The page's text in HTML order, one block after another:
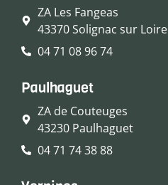
ZA Les Fangeas
43370 Solignac sur Loire
04 71 08 96 74
Paulhaguet
ZA de Couteuges
43230 Paulhaguet
04 71 74 38 88